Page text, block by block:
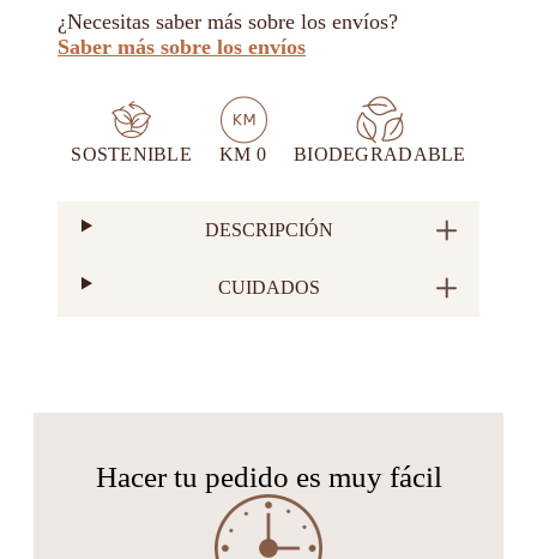
de
Zinc
cantidad
¿Necesitas saber más sobre los envíos?
Saber más sobre los envíos
SOSTENIBLE KM 0 BIODEGRADABLE
DESCRIPCIÓN
CUIDADOS
Hacer tu pedido es muy fácil